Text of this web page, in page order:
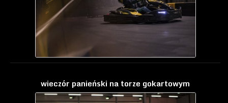
wieczór panieński na torze gokartowym